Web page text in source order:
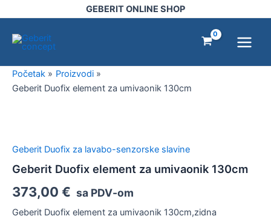
na
sadržaj
GEBERIT ONLINE SHOP
Menu
Početak
Proizvodi
Geberit Duofix element za umivaonik 130cm
Geberit Duofix za lavabo-senzorske slavine
Geberit Duofix element za umivaonik 130cm
373,00 € sa PDV-om
Geberit Duofix element za umivaonik 130cm,zidna
za
umivaonik
količina
umivaonik
količina